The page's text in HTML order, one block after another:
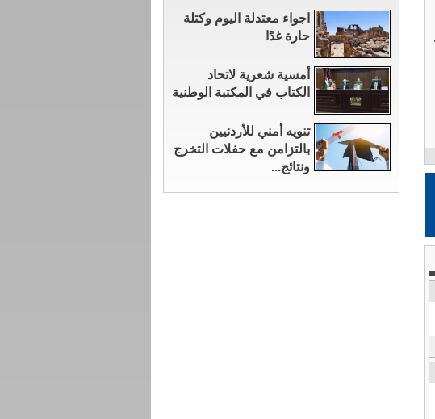
اجواء معتدلة اليوم وكتلة
حارة غدًا
أمسية شعرية لاتحاد
الكتاب في المكتبة الوطنية
تنويه أمني للأردنيين
بالتزامن مع حفلات التخرج
ونتائج...